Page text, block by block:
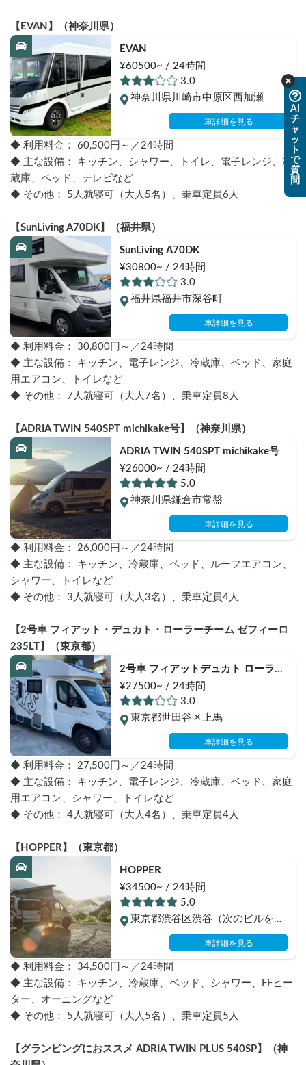
願いします】
【EVAN】（神奈川県）
EVAN
¥60500~ / 24時間
3.0
神奈川県川崎市中原区西加瀬
車詳細を見る
◆ 利用料金： 60,500円～／24時間
◆ 主な設備： キッチン、シャワー、トイレ、電子レンジ、冷
蔵庫、ベッド、テレビなど
◆ その他： 5人就寝可（大人5名）、乗車定員6人
【SunLiving A70DK】（福井県）
SunLiving A70DK
¥30800~ / 24時間
3.0
福井県福井市深谷町
車詳細を見る
◆ 利用料金： 30,800円～／24時間
◆ 主な設備： キッチン、電子レンジ、冷蔵庫、ベッド、家庭
用エアコン、トイレなど
◆ その他： 7人就寝可（大人7名）、乗車定員8人
【ADRIA TWIN 540SPT michikake号】（神奈川県）
ADRIA TWIN 540SPT michikake号
¥26000~ / 24時間
5.0
神奈川県鎌倉市常盤
車詳細を見る
◆ 利用料金： 26,000円～／24時間
◆ 主な設備： キッチン、冷蔵庫、ベッド、ルーフエアコン、
シャワー、トイレなど
◆ その他： 3人就寝可（大人3名）、乗車定員4人
【2号車 フィアット・デュカト・ローラーチーム ゼフィーロ
235LT】（東京都）
2号車 フィアットデュカト ローラー
チーム ゼフィーロ 235LT
¥27500~ / 24時間
3.0
東京都世田谷区上馬
車詳細を見る
◆ 利用料金： 27,500円～／24時間
◆ 主な設備： キッチン、電子レンジ、冷蔵庫、ベッド、家庭
用エアコン、シャワー、トイレなど
◆ その他： 4人就寝可（大人4名）、乗車定員4人
【HOPPER】（東京都）
HOPPER
¥34500~ / 24時間
5.0
東京都渋谷区渋谷（次のビルを除
車詳細を見る
◆ 利用料金： 34,500円～／24時間
◆ 主な設備： キッチン、冷蔵庫、ベッド、シャワー、FFヒー
ター、オーニングなど
◆ その他： 5人就寝可（大人5名）、乗車定員5人
【グランピングにおススメ ADRIA TWIN PLUS 540SP】（神
AI
チ
ャ
ッ
ト
で
質
問